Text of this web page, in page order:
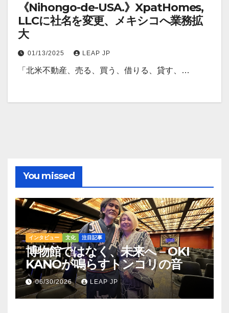
《Nihongo-de-USA.》XpatHomes,
LLCに社名を変更、メキシコへ業務拡
大
01/13/2025 LEAP JP
「北米不動産、売る、買う、借りる、貸す、…
You missed
インタビュー 文化 注目記事
博物館ではなく、未来へ – OKI
KANOが鳴らすトンコリの音
06/30/2026 LEAP JP